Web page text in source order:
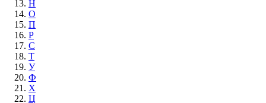
Н
О
П
Р
С
Т
У
Ф
Х
Ц